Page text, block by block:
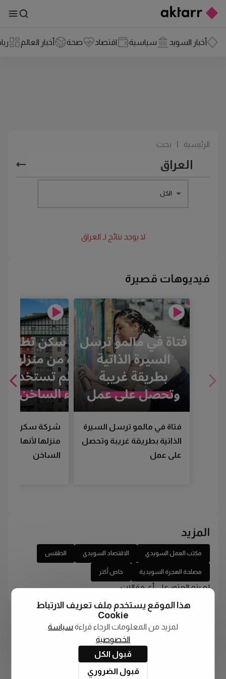
أخبار السويد سياسية اقتصاد صحة أخبار العالم
الرئيسية بحث
الكل
لا يوجد نتائج لـ العراق
فيديوهات قصيرة
فتاة في مالمو ترسل السيرة
الذاتية بطريقة غريبة وتحصل
على عمل
شركة سكن
منزلها لأنها لم
الساخن
المزيد
مكتب العمل السويدي الاقتصاد السويدي الطقس
مصلحة الهجرة السويدية خاص أكتر
لم يتم العثور على أي مقالات
هذا الموقع يستخدم ملف تعريف الارتباط
Cookie
لمزيد من المعلومات الرجاء قراءة سياسة
الخصوصية
قبول الكل
قبول الضروري